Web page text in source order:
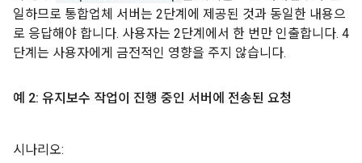
일하므로 통합업체 서버는 2단계에 제공된 것과 동일한 내용으
로 응답해야 합니다. 사용자는 2단계에서 한 번만 인출합니다. 4
단계는 사용자에게 금전적인 영향을 주지 않습니다.
예 2: 유지보수 작업이 진행 중인 서버에 전송된 요청
시나리오: